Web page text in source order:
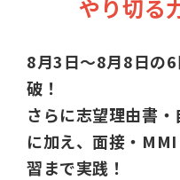
やり切る
8月3日〜8月8日の
破！
さらに志望理由書
に加え、面接・
習まで実践！